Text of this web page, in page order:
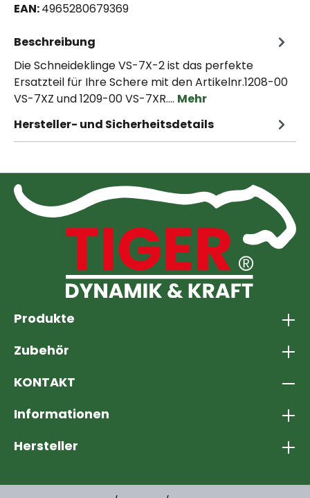
EAN:4965280679369
Beschreibung
Die Schneideklinge VS-7X-2 ist das perfekte
Ersatzteil für Ihre Schere mit den Artikelnr.1208-00
VS-7XZ und 1209-00 VS-7XR.… Mehr
Hersteller- und Sicherheitsdetails
Produkte
Zubehör
KONTAKT
Informationen
Hersteller